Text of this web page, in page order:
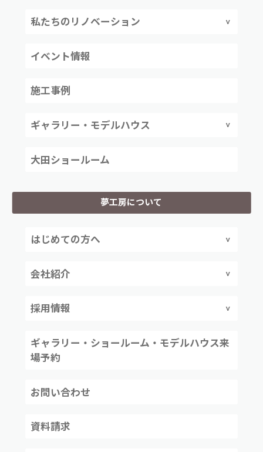
私たちのリノベーション
イベント情報
施工事例
ギャラリー・モデルハウス
大田ショールーム
夢工房について
はじめての方へ
会社紹介
採用情報
ギャラリー・ショールーム・モデルハウス来
場予約
お問い合わせ
資料請求